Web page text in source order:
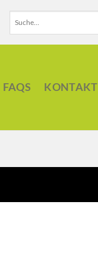
nach:
FAQS KONTAKT